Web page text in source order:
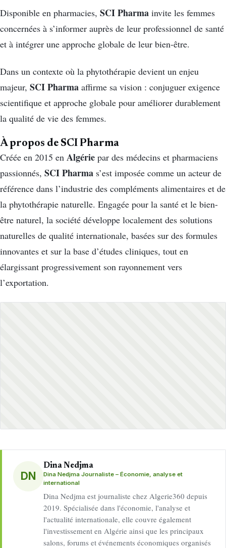
Disponible en pharmacies, SCI Pharma invite les femmes
concernées à s’informer auprès de leur professionnel de santé
et à intégrer une approche globale de leur bien-être.
Dans un contexte où la phytothérapie devient un enjeu
majeur, SCI Pharma affirme sa vision : conjuguer exigence
scientifique et approche globale pour améliorer durablement
la qualité de vie des femmes.
À propos de SCI Pharma
Créée en 2015 en Algérie par des médecins et pharmaciens
passionnés, SCI Pharma s’est imposée comme un acteur de
référence dans l’industrie des compléments alimentaires et de
la phytothérapie naturelle. Engagée pour la santé et le bien-
être naturel, la société développe localement des solutions
naturelles de qualité internationale, basées sur des formules
innovantes et sur la base d’études cliniques, tout en
élargissant progressivement son rayonnement vers
l’exportation.
DN
Dina Nedjma
Dina Nedjma Journaliste – Économie, analyse et
international
Dina Nedjma est journaliste chez Algerie360 depuis
2019. Spécialisée dans l'économie, l'analyse et
l'actualité internationale, elle couvre également
l'investissement en Algérie ainsi que les principaux
salons, forums et événements économiques organisés